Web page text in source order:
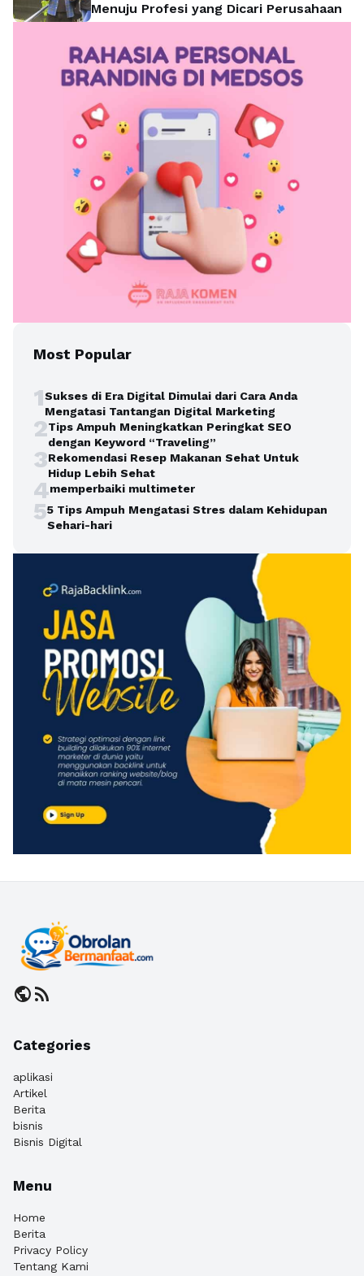
Menuju Profesi yang Dicari Perusahaan
Most Popular
1Sukses di Era Digital Dimulai dari Cara Anda
Mengatasi Tantangan Digital Marketing
2Tips Ampuh Meningkatkan Peringkat SEO
dengan Keyword “Traveling”
3Rekomendasi Resep Makanan Sehat Untuk
Hidup Lebih Sehat
4memperbaiki multimeter
55 Tips Ampuh Mengatasi Stres dalam Kehidupan
Sehari-hari
publicrss_feed
Categories
aplikasi
Artikel
Berita
bisnis
Bisnis Digital
Menu
Home
Berita
Privacy Policy
Tentang Kami